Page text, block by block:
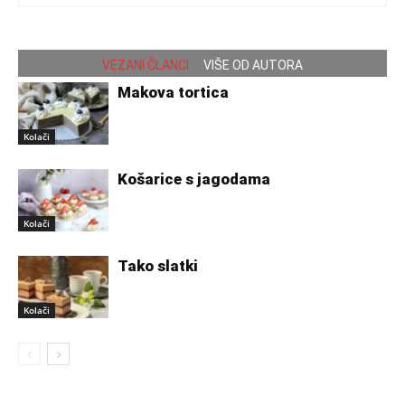
VEZANI ČLANCI VIŠE OD AUTORA
Kolači
Makova tortica
Kolači
Košarice s jagodama
Kolači
Tako slatki